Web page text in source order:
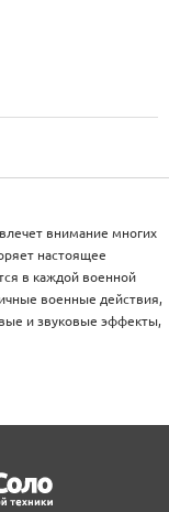
внимание многих
настоящее
в каждой военной
военные действия,
и звуковые эффекты,